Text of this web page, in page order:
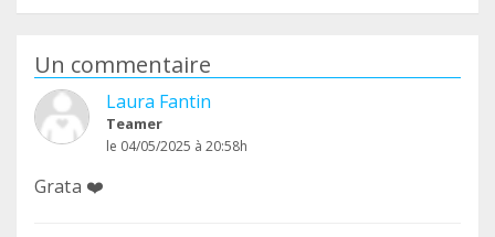
Un commentaire
Laura Fantin
Teamer
le 04/05/2025 à 20:58h
Grata ❤️